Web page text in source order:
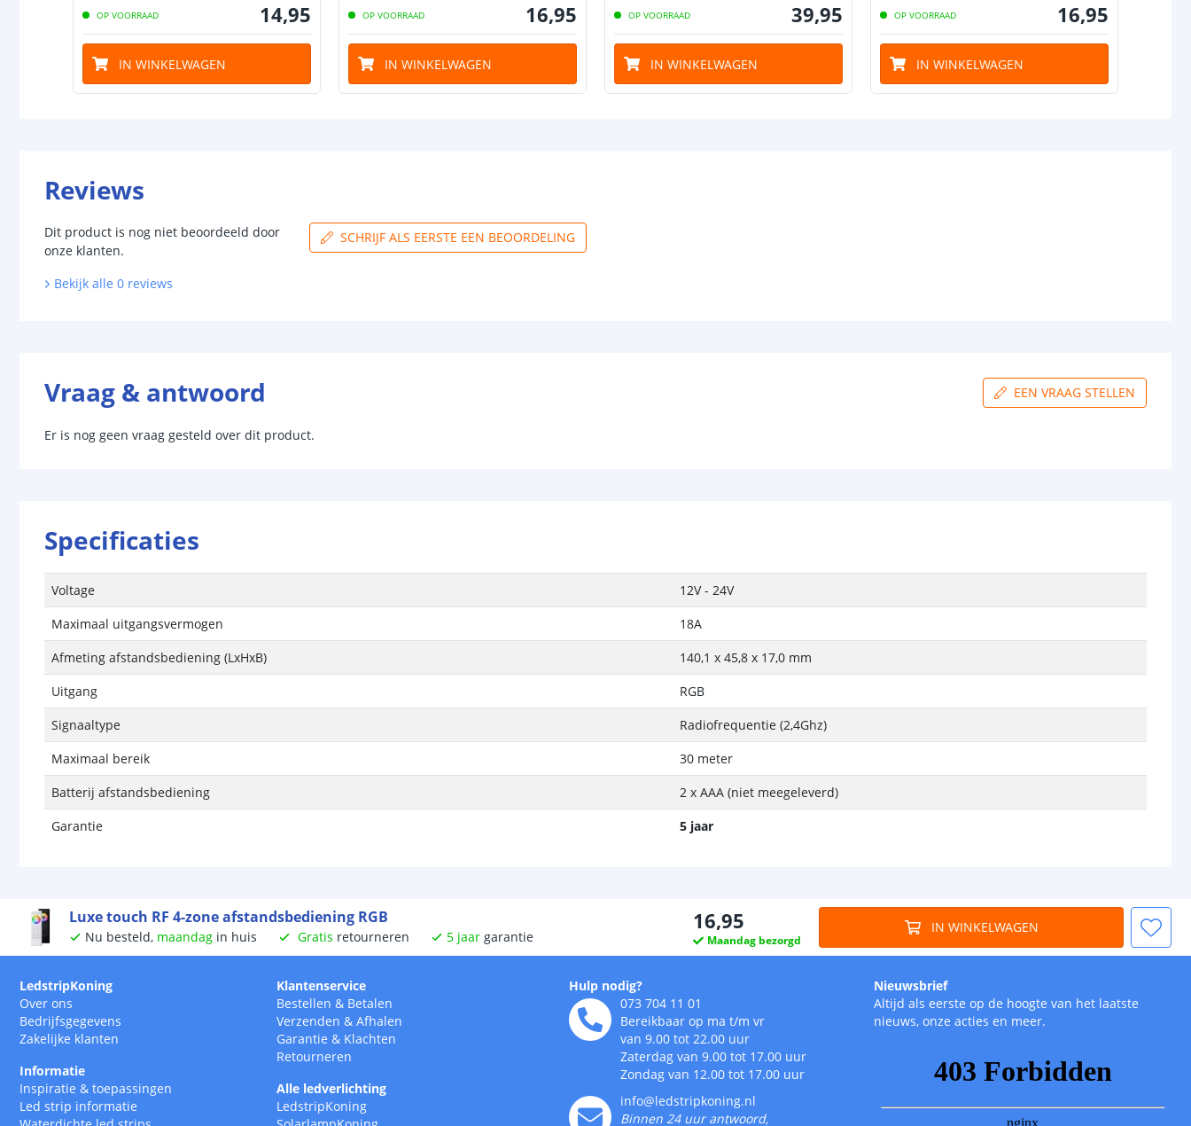
OP VOORRAAD 14,95
IN WINKELWAGEN
OP VOORRAAD 16,95
IN WINKELWAGEN
OP VOORRAAD 39,95
IN WINKELWAGEN
OP VOORRAAD 16,95
IN WINKELWAGEN
Reviews
Dit product is nog niet beoordeeld door
onze klanten.
SCHRIJF ALS EERSTE EEN BEOORDELING
Bekijk alle 0 reviews
Vraag & antwoord EEN VRAAG STELLEN
Er is nog geen vraag gesteld over dit product.
Specificaties
Voltage
12V - 24V
Maximaal uitgangsvermogen
18A
Afmeting afstandsbediening (LxHxB)
140,1 x 45,8 x 17,0 mm
Uitgang
RGB
Signaaltype
Radiofrequentie (2,4Ghz)
Maximaal bereik
30 meter
Batterij afstandsbediening
2 x AAA (niet meegeleverd)
Garantie
5 jaar
Luxe touch RF 4-zone afstandsbediening RGB
Nu besteld, maandag in huis Gratis retourneren 5 jaar garantie
16,95
Maandag bezorgd
IN WINKELWAGEN
LedstripKoning
Over ons
Bedrijfsgegevens
Zakelijke klanten
Informatie
Inspiratie & toepassingen
Led strip informatie
Klantenservice
Bestellen & Betalen
Verzenden & Afhalen
Garantie & Klachten
Retourneren
Alle ledverlichting
LedstripKoning
Hulp nodig?
073 704 11 01
Bereikbaar op ma t/m vr
van 9.00 tot 22.00 uur
Zaterdag van 9.00 tot 17.00 uur
Zondag van 12.00 tot 17.00 uur
info@ledstripkoning.nl
Binnen 24 uur antwoord,
Nieuwsbrief
Altijd als eerste op de hoogte van het laatste
nieuws, onze acties en meer.